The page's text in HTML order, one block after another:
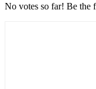
No votes so far! Be the